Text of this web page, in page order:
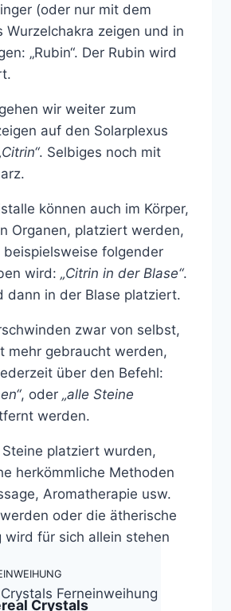
(oder nur mit dem
Wurzelchakra zeigen und in
„Rubin“. Der Rubin wird
wir weiter zum
auf den Solarplexus
. Selbiges noch mit
können auch im Körper,
Organen, platziert werden,
folgender
wird: „Citrin in der Blase“.
dann in der Blase platziert.
zwar von selbst,
mehr gebraucht werden,
über den Befehl:
, oder „alle Steine
werden.
platziert wurden,
herkömmliche Methoden
Aromatherapie usw.
oder die ätherische
wird für sich allein stehen
Crystals